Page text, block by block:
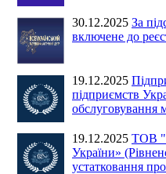
30.12.2025 За
включене до
19.12.2025
підприємств
обслуговування
19.12.2025 ТОВ
України»
устатковання